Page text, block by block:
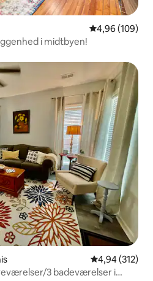
4,96 ud af 5 i
4,96 (109)
i midtbyen!
4,94 ud af 5 i
4,94 (312)
3 badeværelser i